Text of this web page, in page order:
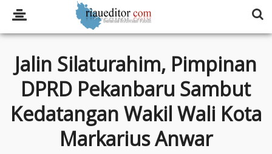
Jalin Silaturahim, Pimpinan
DPRD Pekanbaru Sambut
Kedatangan Wakil Wali Kota
Markarius Anwar